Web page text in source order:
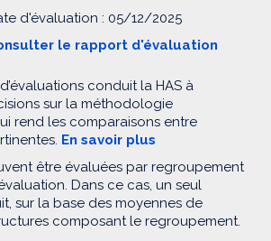
d'évaluation : 05/12/2025
le rapport d'évaluation
conduit la HAS à
sur la méthodologie
rend les comparaisons entre
En savoir plus
être évaluées par regroupement
Dans ce cas, un seul
sur la base des moyennes de
composant le regroupement.